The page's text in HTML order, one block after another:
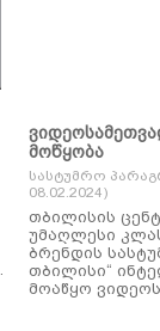
მოწყობა
სასტუმრო
08.02.2024)
თბილისის
უმაღლესი
ბრენდის
თბილისი“
მოაწყო